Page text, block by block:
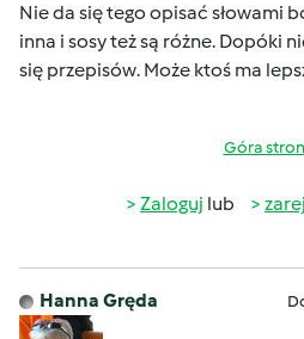
Nie da się tego opisać słowami
inna i sosy też są różne. Dopóki
się przepisów. Może ktoś ma
Góra
Zaloguj lub
Hanna Gręda